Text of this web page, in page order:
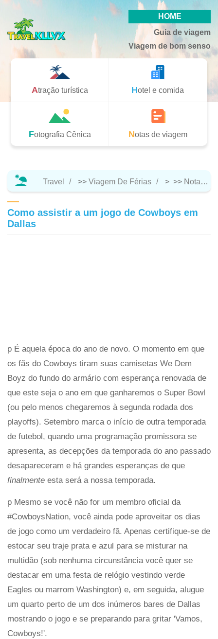
HOME
Guia de viagem
Viagem de bom senso
Atração turística Hotel e comida
Fotografia Cênica Notas de viagem
Travel >> Viagem De Férias > >> Notas De Viagem
Como assistir a um jogo de Cowboys em
Dallas
p É aquela época do ano de novo. O momento em que
os fãs do Cowboys tiram suas camisetas We Dem
Boyz do fundo do armário com esperança renovada de
que este seja o ano em que ganharemos o Super Bowl
(ou pelo menos chegaremos à segunda rodada dos
playoffs). Setembro marca o início de outra temporada
de futebol, quando uma programação promissora se
apresenta, as decepções da temporada do ano passado
desapareceram e há grandes esperanças de que
finalmente esta será a nossa temporada.
p Mesmo se você não for um membro oficial da
#CowboysNation, você ainda pode aproveitar os dias
de jogo como um verdadeiro fã. Apenas certifique-se de
estocar seu traje prata e azul para se misturar na
multidão (sob nenhuma circunstância você quer se
destacar em uma festa de relógio vestindo verde
Eagles ou marrom Washington) e, em seguida, alugue
um quarto perto de um dos inúmeros bares de Dallas
mostrando o jogo e se preparando para gritar 'Vamos,
Cowboys!'.